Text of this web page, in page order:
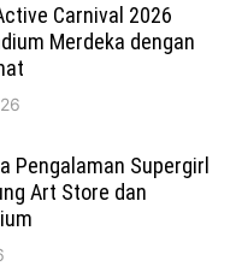
Carnival 2026
Merdeka dengan
Pengalaman Supergirl
Art Store dan